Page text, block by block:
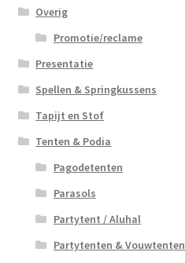
Overig
Promotie/reclame
Presentatie
Spellen & Springkussens
Tapijt en Stof
Tenten & Podia
Pagodetenten
Parasols
Partytent / Aluhal
Partytenten & Vouwtenten